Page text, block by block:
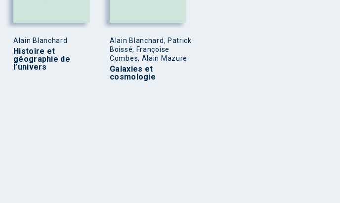
Alain Blanchard
Histoire et
géographie de
l’univers
Alain Blanchard, Patrick
Boissé, Françoise
Combes, Alain Mazure
Galaxies et
cosmologie